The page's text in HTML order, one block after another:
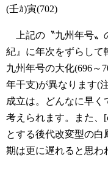
(壬ｶ)寅(702)
上記の〝九州年号〟
紀』に年次をずらして
九州年号の大化(696～
年干支)が異なります(
成立は。どんなに早く
考えられます。また、
とする後代改変型の
期は更に遅れると思わ